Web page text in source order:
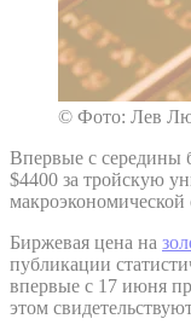
© Фото: Лев
Впервые с середины
$4400 за тройскую
Биржевая цена на
публикации
впервые с 17 июня
этом